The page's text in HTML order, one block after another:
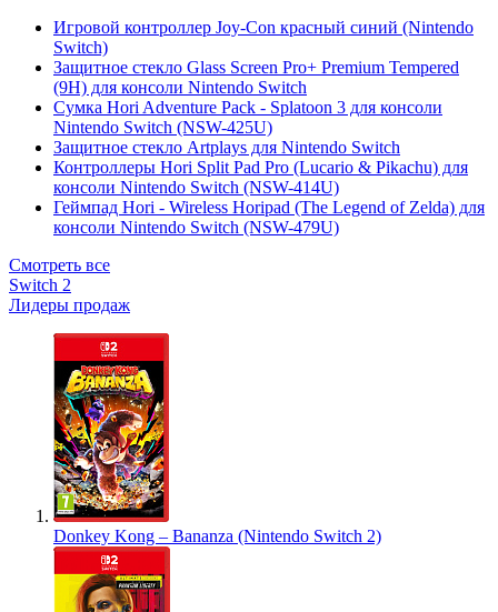
Игровой контроллер Joy-Con красный синий (Nintendo
Switch)
Защитное стекло Glass Screen Pro+ Premium Tempered
(9H) для консоли Nintendo Switch
Сумка Hori Adventure Pack - Splatoon 3 для консоли
Nintendo Switch (NSW-425U)
Защитное стекло Artplays для Nintendo Switch
Контроллеры Hori Split Pad Pro (Lucario & Pikachu) для
консоли Nintendo Switch (NSW-414U)
Геймпад Hori - Wireless Horipad (The Legend of Zelda) для
консоли Nintendo Switch (NSW-479U)
Смотреть все
Switch 2
Лидеры продаж
Donkey Kong – Bananza (Nintendo Switch 2)